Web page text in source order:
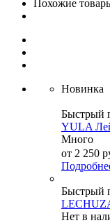
Похожие
Новинка
Быстрый
YULA
Много
от 2 250
Быстрый
Нет в